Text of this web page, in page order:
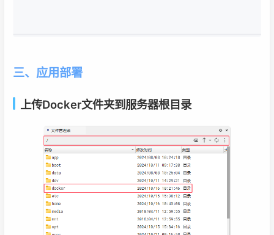
三、应用部署
上传Docker文件夹到服务器根目录